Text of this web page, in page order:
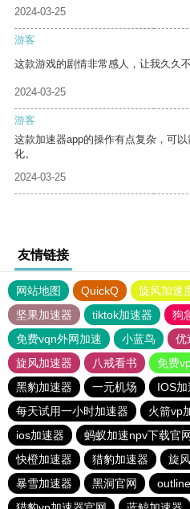
2024-03-25
游客
这款游戏的剧情非常感人，让我久久不
2024-03-25
游客
这款加速器app的操作有点复杂，可
化。
2024-03-25
友情链接
网站地图 QuickQ 旋风加速
坚果加速器
tiktok加速器
狗
免费vqn外网加速
小蓝鸟 优
旋风加速器
八戒看书
免费
黑豹加速器
一元机场 IOS加
每天试用一小时加速器
火箭vp
ios加速器
蚂蚁加速npv下载官
快橙加速器
猎豹加速器 旋
暴雪加速器
黑洞官网 outline